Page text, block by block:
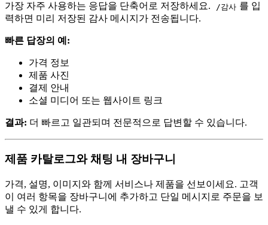
가장 자주 사용하는 응답을 단축어로 저장하세요. /감사 를 입
력하면 미리 저장된 감사 메시지가 전송됩니다.
빠른 답장의 예:
가격 정보
제품 사진
결제 안내
소셜 미디어 또는 웹사이트 링크
결과: 더 빠르고 일관되며 전문적으로 답변할 수 있습니다.
제품 카탈로그와 채팅 내 장바구니
가격, 설명, 이미지와 함께 서비스나 제품을 선보이세요. 고객
이 여러 항목을 장바구니에 추가하고 단일 메시지로 주문을 보
낼 수 있게 합니다.